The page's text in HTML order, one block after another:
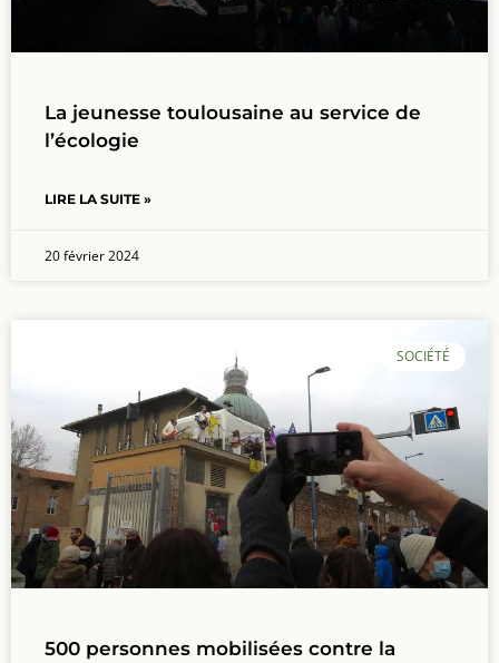
La jeunesse toulousaine au service de
l’écologie
LIRE LA SUITE »
20 février 2024
SOCIÉTÉ
500 personnes mobilisées contre la